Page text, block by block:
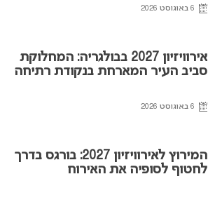
6 באוגוסט 2026
אירוויזיון 2027 בבולגריה: המחלוקת
סביב העיר המארחת בנקודת רתיחה
6 באוגוסט 2026
המירוץ לאירוויזיון 2027: בורגס בדרך
לחטוף לסופיה את האירוח